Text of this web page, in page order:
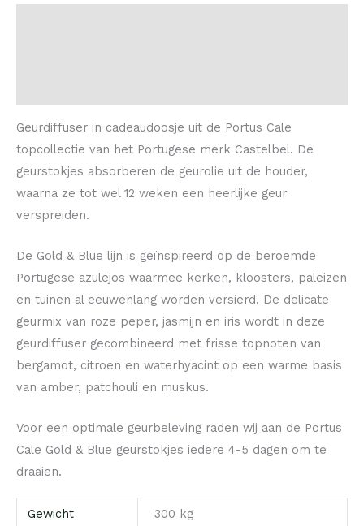
Geurdiffuser in cadeaudoosje uit de Portus Cale
topcollectie van het Portugese merk Castelbel. De
geurstokjes absorberen de geurolie uit de houder,
waarna ze tot wel 12 weken een heerlijke geur
verspreiden.
De Gold & Blue lijn is geïnspireerd op de beroemde
Portugese azulejos waarmee kerken, kloosters, paleizen
en tuinen al eeuwenlang worden versierd. De delicate
geurmix van roze peper, jasmijn en iris wordt in deze
geurdiffuser gecombineerd met frisse topnoten van
bergamot, citroen en waterhyacint op een warme basis
van amber, patchouli en muskus.
Voor een optimale geurbeleving raden wij aan de Portus
Cale Gold & Blue geurstokjes iedere 4-5 dagen om te
draaien.
Gewicht 300 kg